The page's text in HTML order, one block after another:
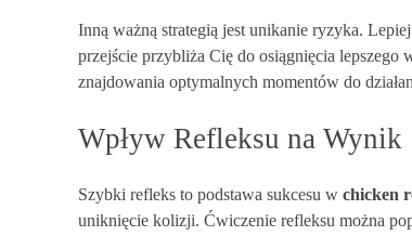
Inną ważną strategią jest unikanie ryzyka.
przejście przybliża Cię do osiągnięcia
znajdowania optymalnych momentów do
Wpływ Refleksu na Wynik
Szybki refleks to podstawa sukcesu w chicken
uniknięcie kolizji. Ćwiczenie refleksu można